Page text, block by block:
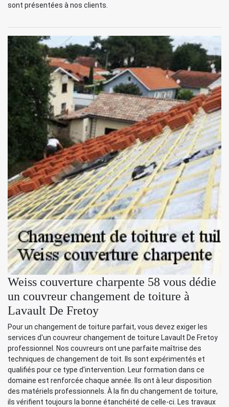
sont présentées à nos clients.
Weiss couverture charpente 58 vous dédie
un couvreur changement de toiture à
Lavault De Fretoy
Pour un changement de toiture parfait, vous devez exiger les
services d'un couvreur changement de toiture Lavault De Fretoy
professionnel. Nos couvreurs ont une parfaite maîtrise des
techniques de changement de toit. Ils sont expérimentés et
qualifiés pour ce type d'intervention. Leur formation dans ce
domaine est renforcée chaque année. Ils ont à leur disposition
des matériels professionnels. À la fin du changement de toiture,
ils vérifient toujours la bonne étanchéité de celle-ci. Les travaux